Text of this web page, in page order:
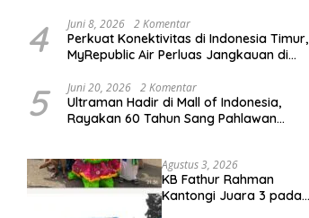
4 Juni 8, 2026 2 Komentar
Perkuat Konektivitas di Indonesia Timur,
MyRepublic Air Perluas Jangkauan di
5 Juni 20, 2026 2 Komentar
Ultraman Hadir di Mall of Indonesia,
Rayakan 60 Tahun Sang Pahlawan
Agustus 3, 2026
KB Fathur Rahman
Kantongi Juara 3 pada